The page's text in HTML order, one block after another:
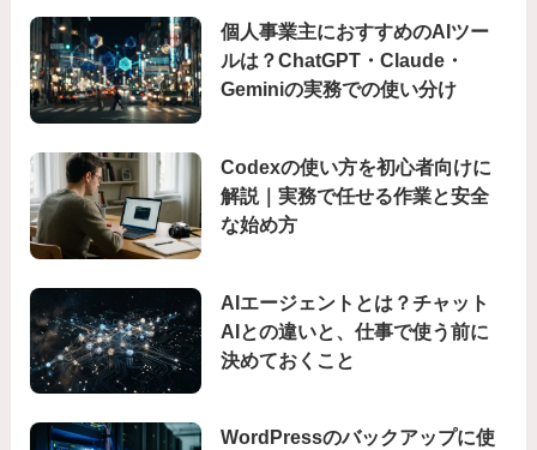
個人事業主におすすめのAIツー
ルは？ChatGPT・Claude・
Geminiの実務での使い分け
Codexの使い方を初心者向けに
解説｜実務で任せる作業と安全
な始め方
AIエージェントとは？チャット
AIとの違いと、仕事で使う前に
決めておくこと
WordPressのバックアップに使